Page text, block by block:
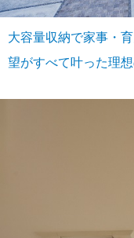
大容量収納で家事・
望がすべて叶った理